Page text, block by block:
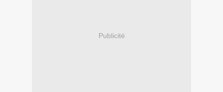
Publicité